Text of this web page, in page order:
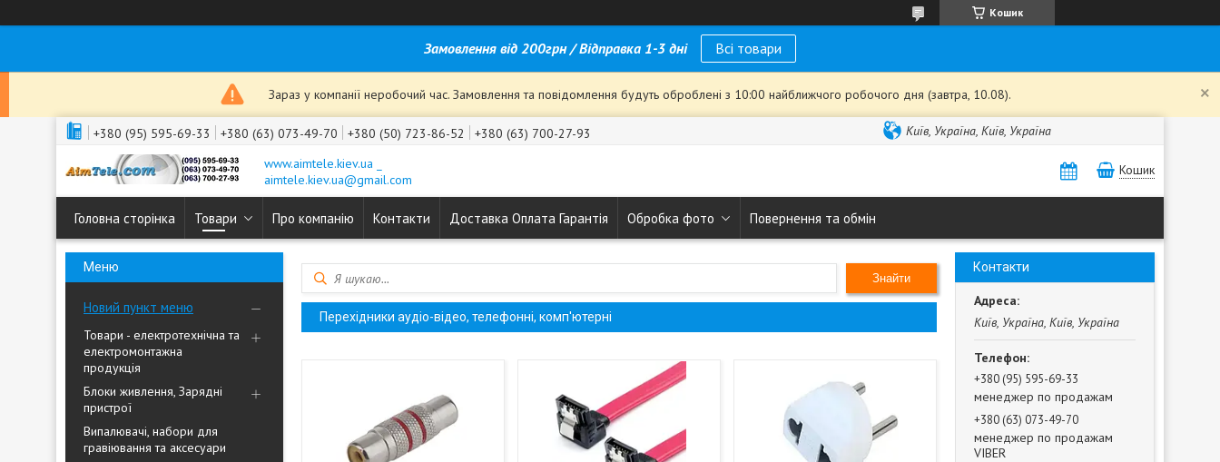
Кошик
Замовлення від 200грн / Відправка 1-3 дні Всі товари
Зараз у компанії неробочий час. Замовлення та повідомлення будуть оброблені з 10:00 найближчого робочого дня (завтра, 10.08).
+380 (95) 595-69-33 +380 (63) 073-49-70 +380 (50) 723-86-52 +380 (63) 700-27-93
Київ, Україна, Київ, Україна
www.aimtele.kiev.ua _
aimtele.kiev.ua@gmail.com
Кошик
Головна сторінка Товари Про компанію Контакти Доставка Оплата Гарантія Обробка фото Повернення та обмін
Новий пункт меню
Товари - електротехнічна та
електромонтажна
продукція
Блоки живлення, Зарядні
пристрої
Випалювачі, набори для
гравіювання та аксесуари
Знайти
Перехідники аудіо-відео, телефонні, комп'ютерні
Контакти
Київ, Україна, Київ, Україна
+380 (95) 595-69-33
менеджер по продажам
+380 (63) 073-49-70
менеджер по продажам
VIBER